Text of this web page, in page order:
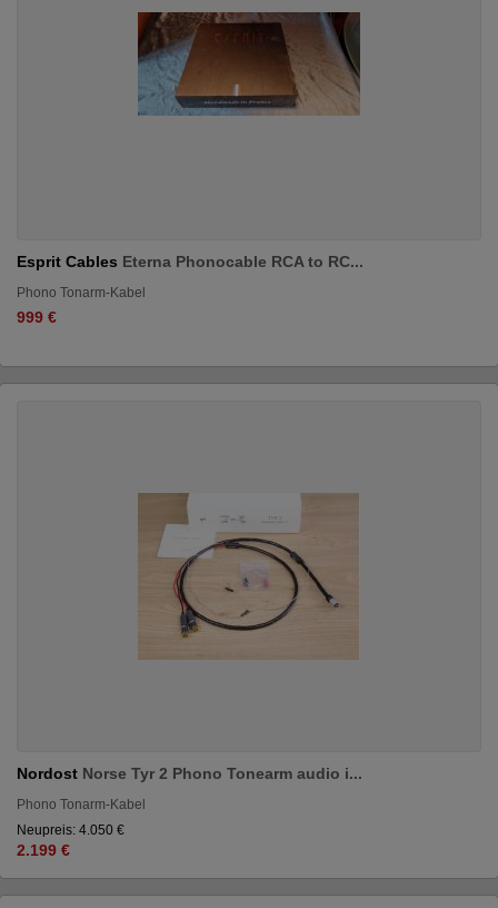
Esprit Cables Eterna Phonocable RCA to RC...
Phono Tonarm-Kabel
999 €
Nordost Norse Tyr 2 Phono Tonearm audio i...
Phono Tonarm-Kabel
Neupreis: 4.050 €
2.199 €